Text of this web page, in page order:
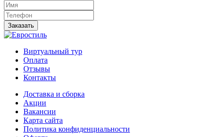
Заказать
Виртуальный тур
Оплата
Отзывы
Контакты
Доставка и сборка
Акции
Вакансии
Карта сайта
Политика конфиденциальности